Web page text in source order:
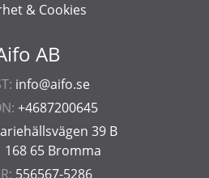
AB
info@aifo.se
+4687200645
39 B
168 65 Bromma
556567-5286
& Cookies